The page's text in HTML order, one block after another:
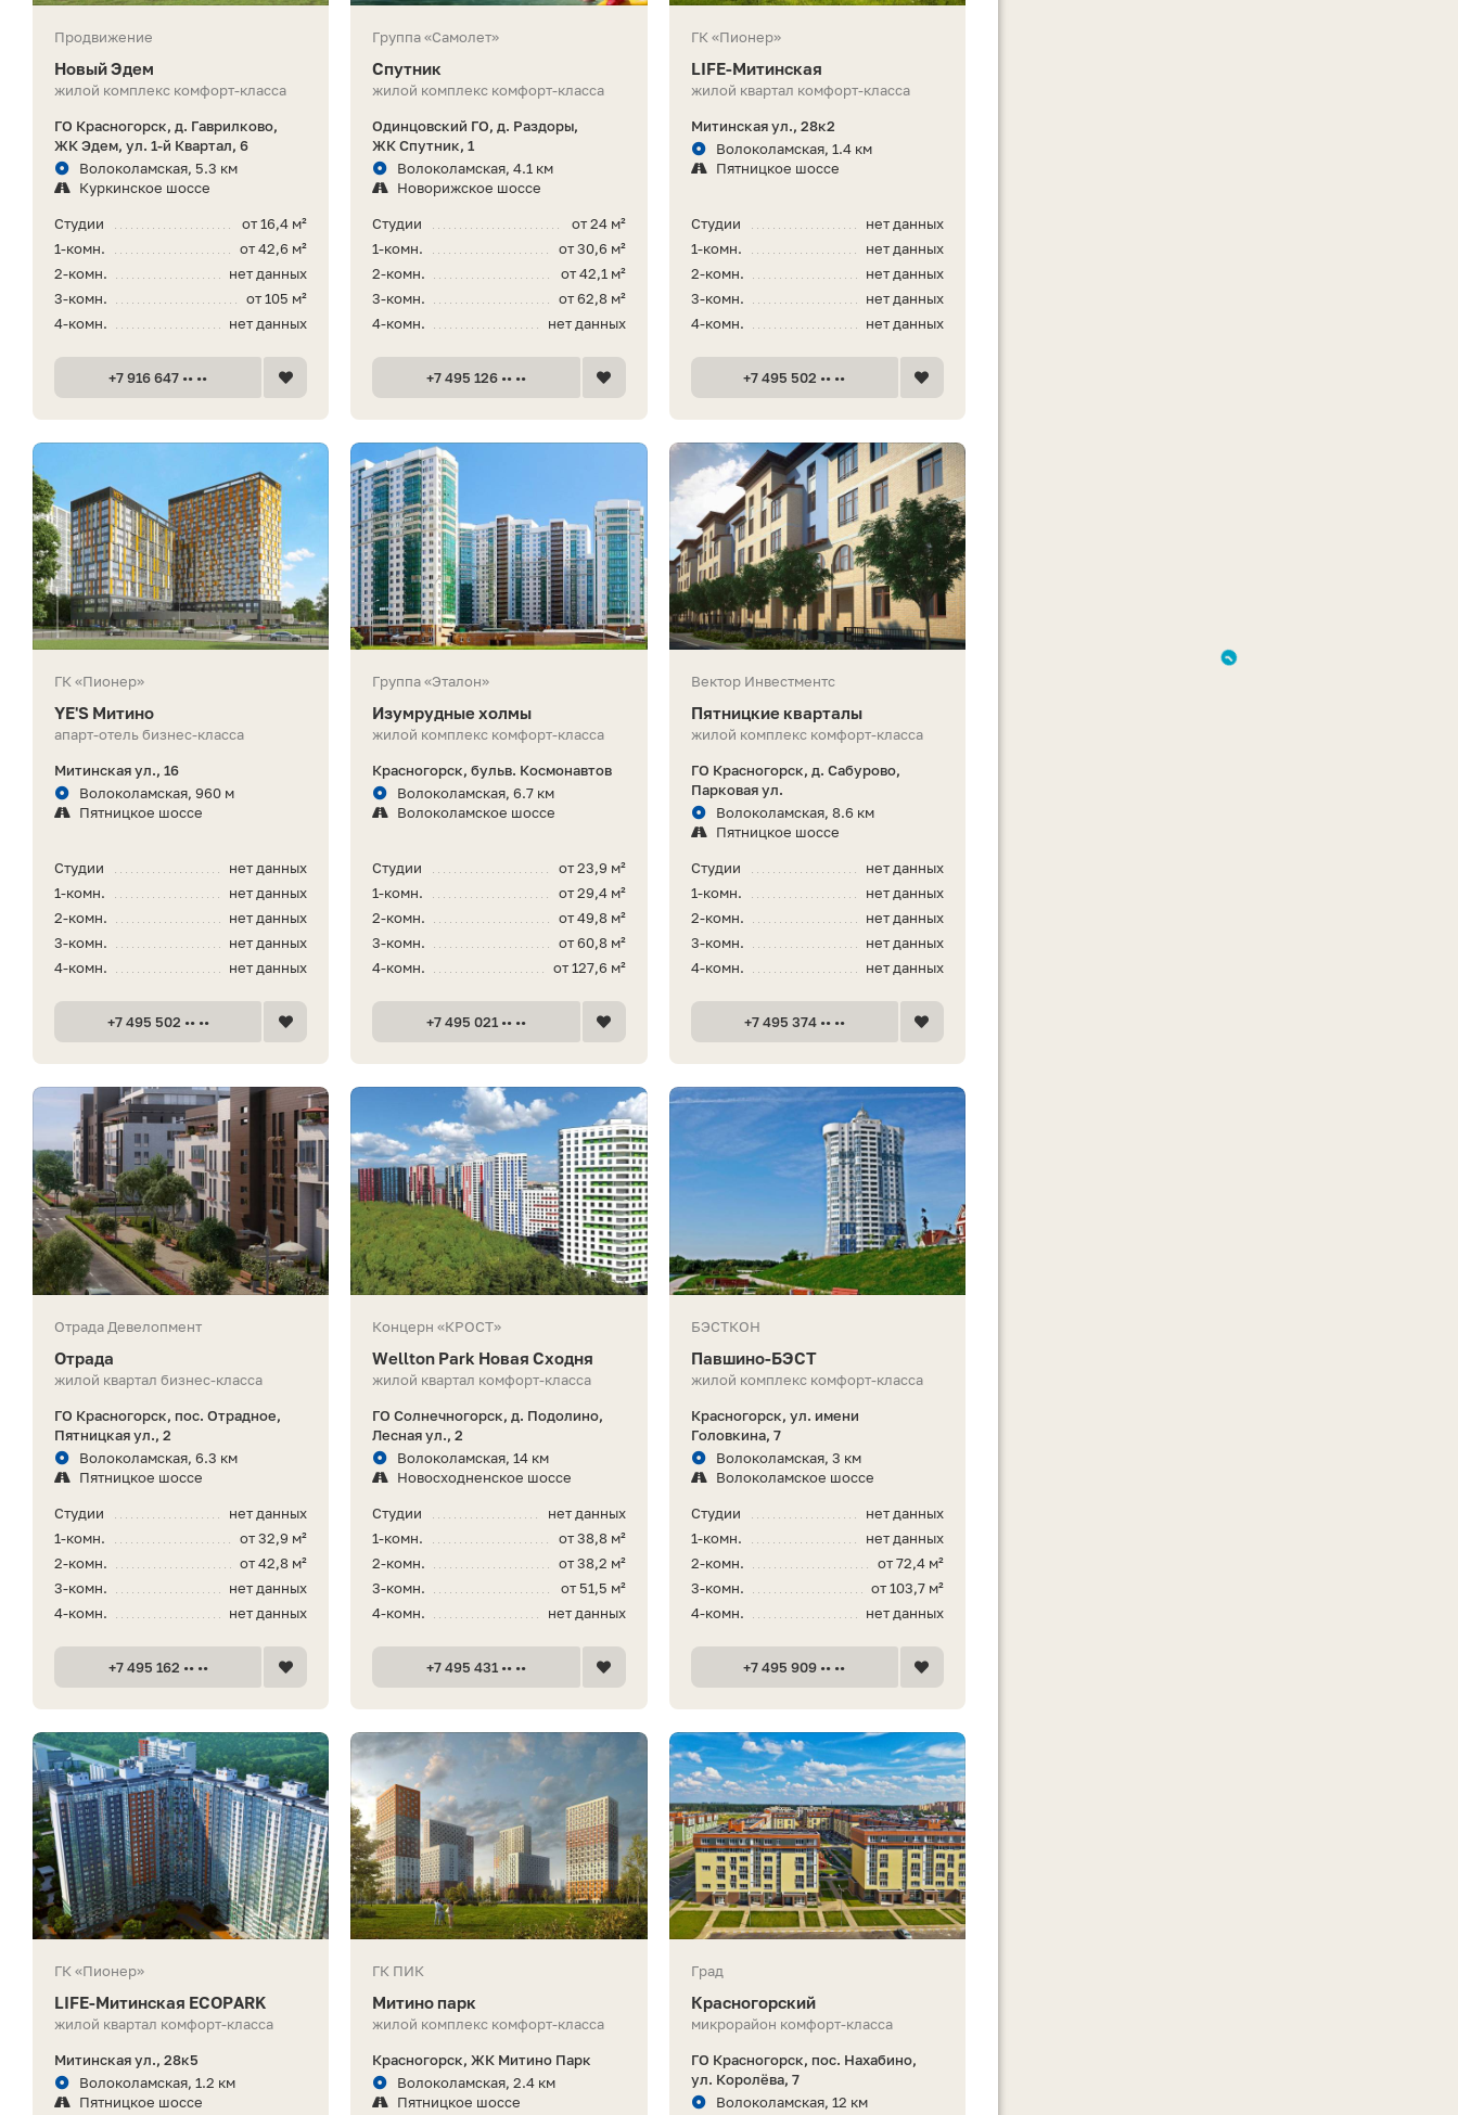
Продвижение
Новый Эдем
жилой комплекс комфорт-класса
ГО Красногорск, д. Гаврилково,
ЖК Эдем, ул. 1-й Квартал, 6
Волоколамская, 5.3 км
Куркинское шоссе
от 16,4 м²
Студии
от 42,6 м²
1-комн.
нет данных
2-комн.
от 105 м²
3-комн.
нет данных
4-комн.
+7 916 647 •• ••
Группа «Самолет»
Спутник
жилой комплекс комфорт-класса
Одинцовский ГО, д. Раздоры,
ЖК Спутник, 1
Волоколамская, 4.1 км
Новорижское шоссе
от 24 м²
Студии
от 30,6 м²
1-комн.
от 42,1 м²
2-комн.
от 62,8 м²
3-комн.
нет данных
4-комн.
+7 495 126 •• ••
ГК «Пионер»
LIFE-Митинская
жилой квартал комфорт-класса
Митинская ул., 28к2
Волоколамская, 1.4 км
Пятницкое шоссе
нет данных
Студии
нет данных
1-комн.
нет данных
2-комн.
нет данных
3-комн.
нет данных
4-комн.
+7 495 502 •• ••
ГК «Пионер»
YE'S Митино
апарт-отель бизнес-класса
Митинская ул., 16
Волоколамская, 960 м
Пятницкое шоссе
нет данных
Студии
нет данных
1-комн.
нет данных
2-комн.
нет данных
3-комн.
нет данных
4-комн.
+7 495 502 •• ••
Группа «Эталон»
Изумрудные холмы
жилой комплекс комфорт-класса
Красногорск, бульв. Космонавтов
Волоколамская, 6.7 км
Волоколамское шоссе
от 23,9 м²
Студии
от 29,4 м²
1-комн.
от 49,8 м²
2-комн.
от 60,8 м²
3-комн.
от 127,6 м²
4-комн.
+7 495 021 •• ••
Вектор Инвестментс
Пятницкие кварталы
жилой комплекс комфорт-класса
ГО Красногорск, д. Сабурово,
Парковая ул.
Волоколамская, 8.6 км
Пятницкое шоссе
нет данных
Студии
нет данных
1-комн.
нет данных
2-комн.
нет данных
3-комн.
нет данных
4-комн.
+7 495 374 •• ••
Отрада Девелопмент
Отрада
жилой квартал бизнес-класса
ГО Красногорск, пос. Отрадное,
Пятницкая ул., 2
Волоколамская, 6.3 км
Пятницкое шоссе
нет данных
Студии
от 32,9 м²
1-комн.
от 42,8 м²
2-комн.
нет данных
3-комн.
нет данных
4-комн.
+7 495 162 •• ••
Концерн «КРОСТ»
Wellton Park Новая Сходня
жилой квартал комфорт-класса
ГО Солнечногорск, д. Подолино,
Лесная ул., 2
Волоколамская, 14 км
Новосходненское шоссе
нет данных
Студии
от 38,8 м²
1-комн.
от 38,2 м²
2-комн.
от 51,5 м²
3-комн.
нет данных
4-комн.
+7 495 431 •• ••
БЭСТКОН
Павшино-БЭСТ
жилой комплекс комфорт-класса
Красногорск, ул. имени
Головкина, 7
Волоколамская, 3 км
Волоколамское шоссе
нет данных
Студии
нет данных
1-комн.
от 72,4 м²
2-комн.
от 103,7 м²
3-комн.
нет данных
4-комн.
+7 495 909 •• ••
ГК «Пионер»
LIFE-Митинская ECOPARK
жилой квартал комфорт-класса
Митинская ул., 28к5
Волоколамская, 1.2 км
Пятницкое шоссе
ГК ПИК
Митино парк
жилой комплекс комфорт-класса
Красногорск, ЖК Митино Парк
Волоколамская, 2.4 км
Пятницкое шоссе
Град
Красногорский
микрорайон комфорт-класса
ГО Красногорск, пос. Нахабино,
ул. Королёва, 7
Волоколамская, 12 км